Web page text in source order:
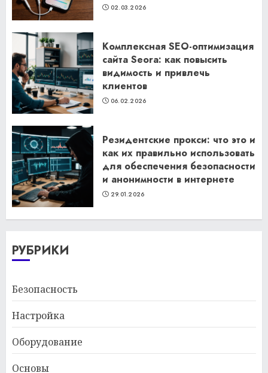
02.03.2026
Комплексная SEO-оптимизация
сайта Seora: как повысить
видимость и привлечь
клиентов
06.02.2026
Резидентские прокси: что это и
как их правильно использовать
для обеспечения безопасности
и анонимности в интернете
29.01.2026
РУБРИКИ
Безопасность
Настройка
Оборудование
Основы